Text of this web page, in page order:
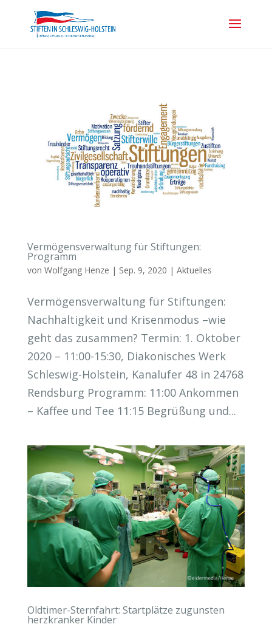
Vermögensverwaltung für Stiftungen:
Programm
von Wolfgang Henze | Sep. 9, 2020 | Aktuelles
Vermögensverwaltung für Stiftungen:
Nachhaltigkeit und Krisenmodus –wie
geht das zusammen? Termin: 1. Oktober
2020 – 11:00-15:30, Diakonisches Werk
Schleswig-Holstein, Kanalufer 48 in 24768
Rendsburg Programm: 11:00 Ankommen
– Kaffee und Tee 11:15 Begrüßung und...
Oldtimer-Sternfahrt: Startplätze zugunsten
herzkranker Kinder